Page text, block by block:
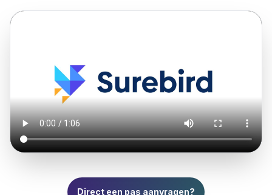
Direct een pas aanvragen?